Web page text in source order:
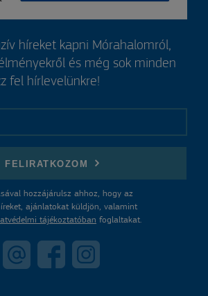
híreket kapni Mórahalomról,
és még sok minden
fel hírlevelünkre!
FELIRATKOZOM
hozzájárulsz ahhoz, hogy az
ajánlatokat küldjön, valamint
tájékoztatóban foglaltakat.